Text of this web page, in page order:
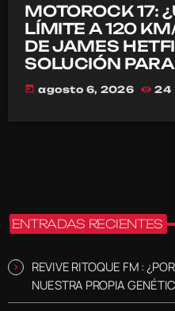
MOTOROCK 17:
LÍMITE A 120
DE JAMES
SOLUCIÓN
today agosto 6, 2026 24
ENTRADAS RECIENTES
REVIVE RITOQUE FM :
NUESTRA PROPIA